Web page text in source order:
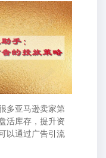
亚马逊卖家第
活库存，提升资
以通过广告引流